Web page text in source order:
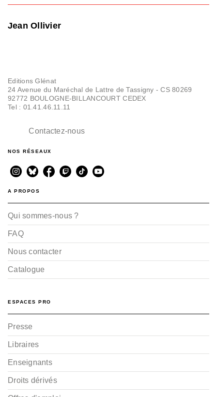
Jean Ollivier
Editions Glénat
24 Avenue du Maréchal de Lattre de Tassigny - CS 80269
92772 BOULOGNE-BILLANCOURT CEDEX
Tel : 01.41.46.11.11
Contactez-nous
NOS RÉSEAUX
A PROPOS
Qui sommes-nous ?
FAQ
Nous contacter
Catalogue
ESPACES PRO
Presse
Libraires
Enseignants
Droits dérivés